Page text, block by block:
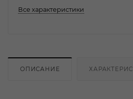
Все характеристики
ОПИСАНИЕ